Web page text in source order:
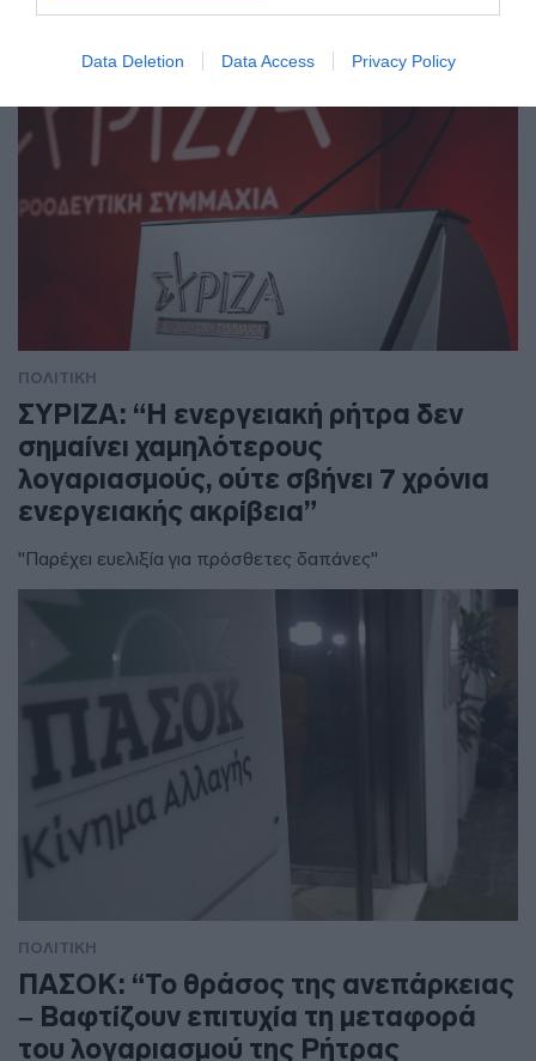
Data Deletion Data Access Privacy Policy
ΠΟΛΙΤΙΚΗ
ΣΥΡΙΖΑ: “Η ενεργειακή ρήτρα δεν
σημαίνει χαμηλότερους
λογαριασμούς, ούτε σβήνει 7 χρόνια
ενεργειακής ακρίβεια”
"Παρέχει ευελιξία για πρόσθετες δαπάνες"
ΠΟΛΙΤΙΚΗ
ΠΑΣΟΚ: “Το θράσος της ανεπάρκειας
– Βαφτίζουν επιτυχία τη μεταφορά
του λογαριασμού της Ρήτρας